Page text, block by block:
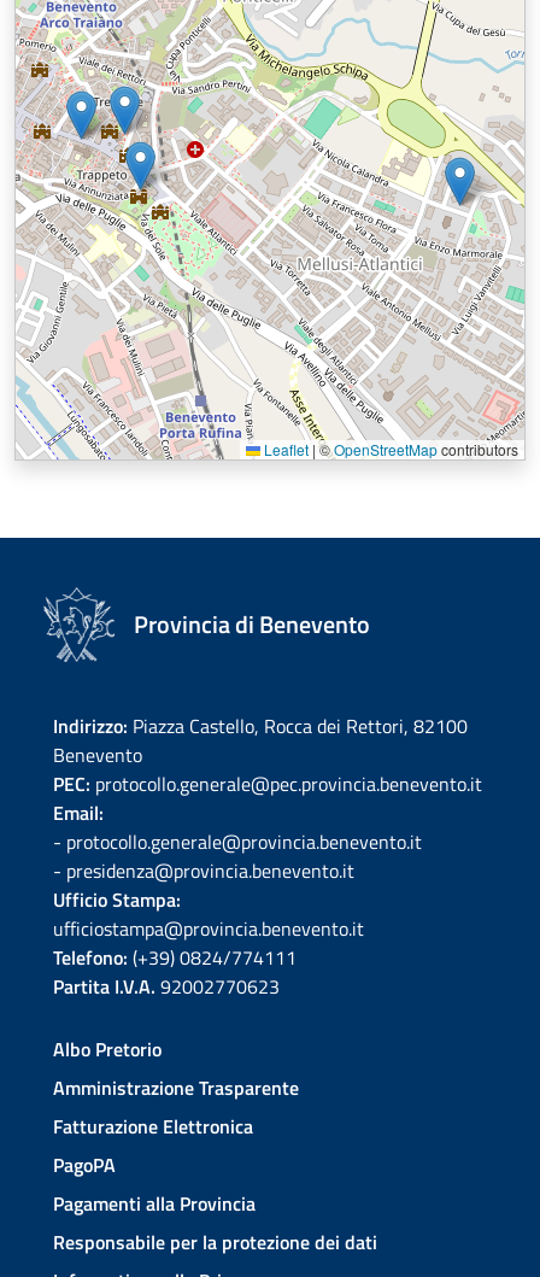
Leaflet |©OpenStreetMapcontributors
Provincia di Benevento
Indirizzo: Piazza Castello, Rocca dei Rettori, 82100
Benevento
PEC: protocollo.generale@pec.provincia.benevento.it
Email:
- protocollo.generale@provincia.benevento.it
- presidenza@provincia.benevento.it
Ufficio Stampa:
ufficiostampa@provincia.benevento.it
Telefono: (+39) 0824/774111
Partita I.V.A. 92002770623
Albo Pretorio
Amministrazione Trasparente
Fatturazione Elettronica
PagoPA
Pagamenti alla Provincia
Responsabile per la protezione dei dati